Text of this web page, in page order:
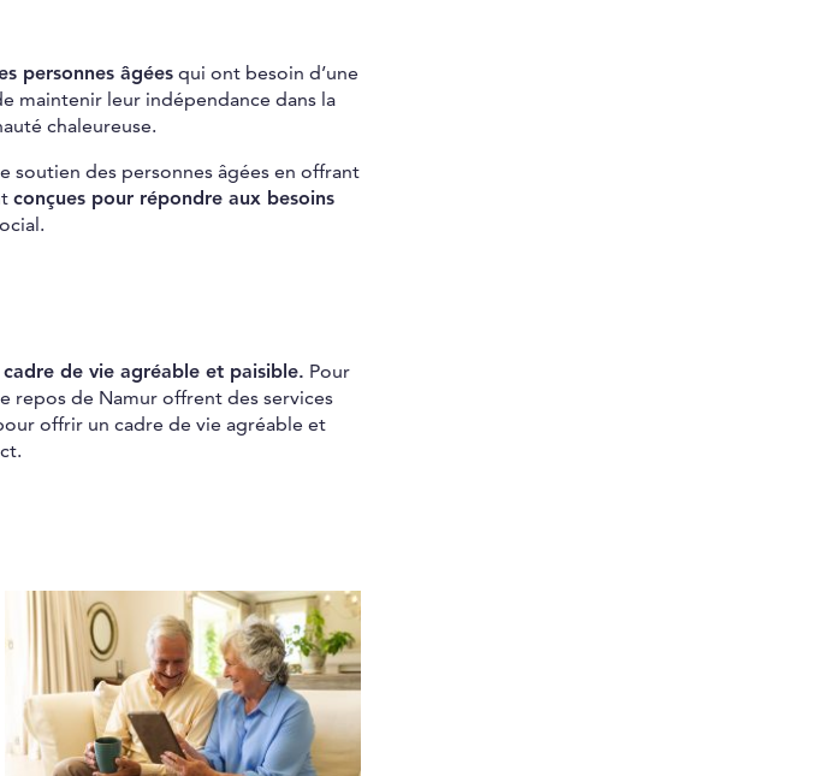
personnes âgéesqui ont besoin d’une
maintenir leur indépendance dans la
chaleureuse.
soutien des personnes âgées en offrant
conçues pour répondre aux besoins
de vie agréable et paisible. Pour
repos de Namur offrent des services
offrir un cadre de vie agréable et